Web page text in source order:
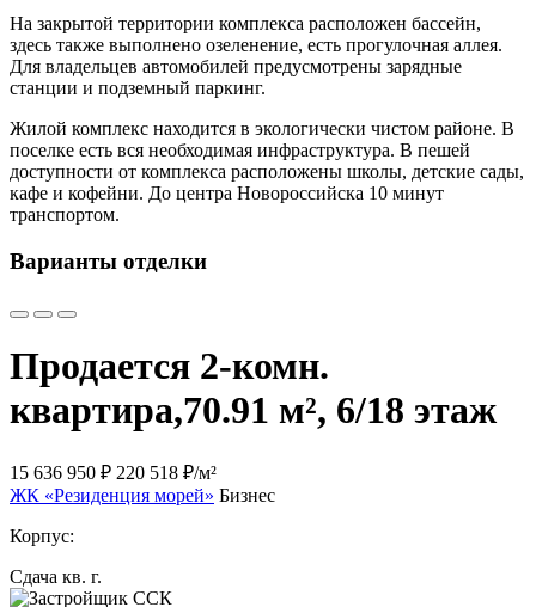
На закрытой территории комплекса расположен бассейн,
здесь также выполнено озеленение, есть прогулочная аллея.
Для владельцев автомобилей предусмотрены зарядные
станции и подземный паркинг.
Жилой комплекс находится в экологически чистом районе. В
поселке есть вся необходимая инфраструктура. В пешей
доступности от комплекса расположены школы, детские сады,
кафе и кофейни. До центра Новороссийска 10 минут
транспортом.
Варианты отделки
Продается 2-комн.
квартира,70.91 м², 6/18 этаж
15 636 950 ₽ 220 518 ₽/м²
ЖК «Резиденция морей» Бизнес
Корпус:
Сдача кв. г.